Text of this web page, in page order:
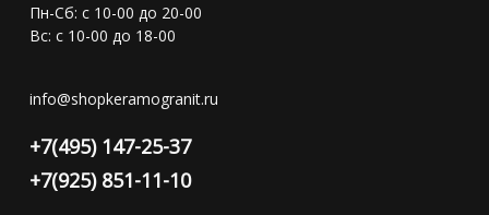
Пн-Сб: с 10-00 до 20-00
Вс: с 10-00 до 18-00
info@shopkeramogranit.ru
+7(495) 147-25-37
+7(925) 851-11-10